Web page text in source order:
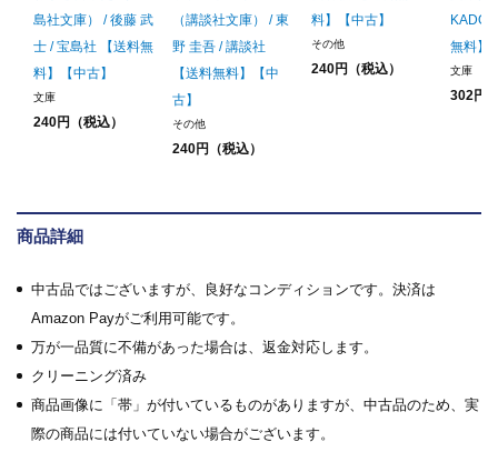
島社文庫） / 後藤 武
士 / 宝島社 【送料無
料】【中古】
文庫
240円（税込）
（講談社文庫） / 東
野 圭吾 / 講談社
【送料無料】【中
古】
その他
240円（税込）
料】【中古】
その他
240円（税込）
無料】
文庫
302円
商品詳細
中古品ではございますが、良好なコンディションです。決済は
Amazon Payがご利用可能です。
万が一品質に不備があった場合は、返金対応します。
クリーニング済み
商品画像に「帯」が付いているものがありますが、中古品のため、実
際の商品には付いていない場合がございます。